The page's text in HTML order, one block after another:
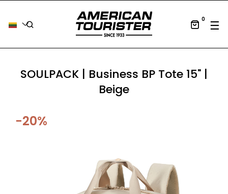
0 ☰
SOULPACK | Business BP Tote 15" |
Beige
−20%